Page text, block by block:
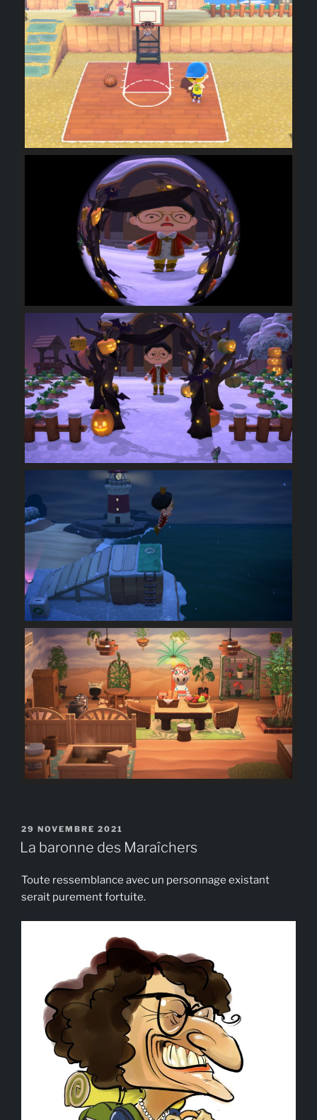
PUBLIÉ
LE
29 NOVEMBRE 2021
La baronne des Maraîchers
Toute ressemblance avec un personnage existant
serait purement fortuite.